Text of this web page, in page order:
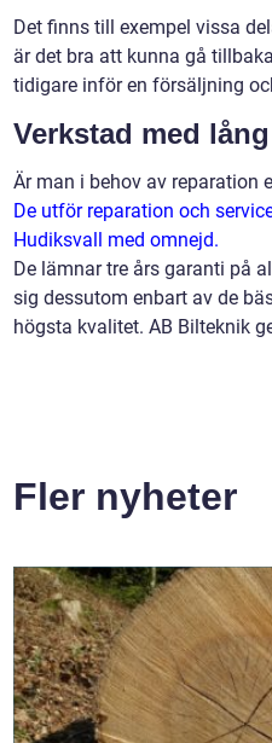
Det finns till exempel vissa
är det bra att kunna gå
tidigare inför en försäljning
Verkstad med
Är man i behov av reparation
De utför reparation och
Hudiksvall med omnejd.
De lämnar tre års garanti på
sig dessutom enbart av de
högsta kvalitet. AB Bilteknik
Fler nyheter